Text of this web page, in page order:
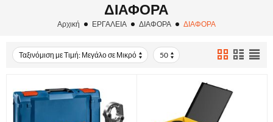
ΔΙΑΦΟΡΑ
Αρχική ΕΡΓΑΛΕΙΑ ΔΙΑΦΟΡΑ ΔΙΑΦΟΡΑ
Ταξινόμιση με Τιμή: Μεγάλο σε Μικρό 50